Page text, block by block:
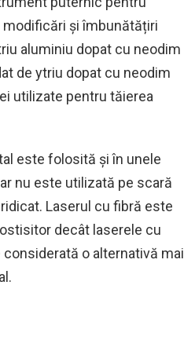
și îmbunătățiri
aluminiu dopat cu neodim
de ytriu dopat cu neodim
utilizate pentru tăierea
este folosită și în unele
nu este utilizată pe scară
Laserul cu fibră este
decât laserele cu
o alternativă mai